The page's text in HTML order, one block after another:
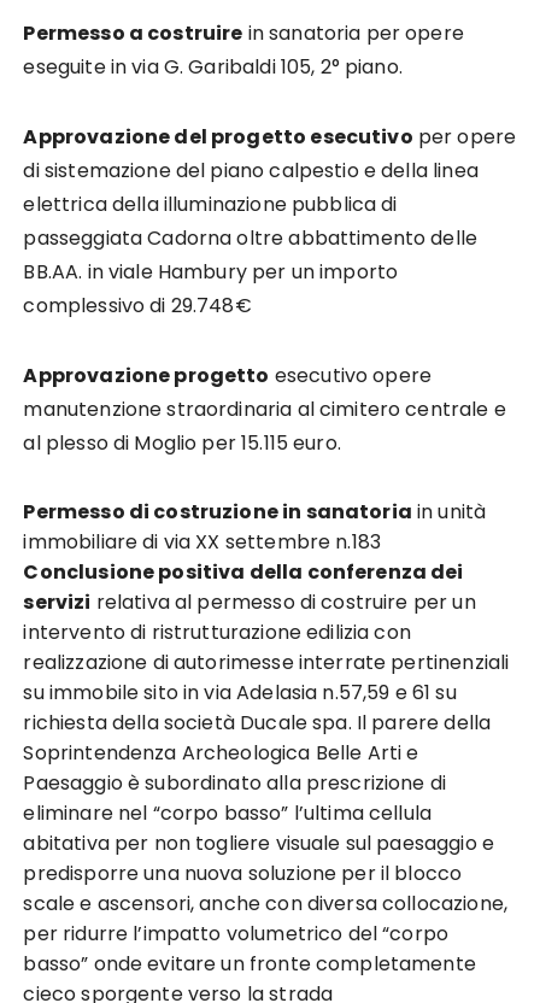
Permesso a costruire in sanatoria per opere
eseguite in via G. Garibaldi 105, 2° piano.
Approvazione del progetto esecutivo per opere
di sistemazione del piano calpestio e della linea
elettrica della illuminazione pubblica di
passeggiata Cadorna oltre abbattimento delle
BB.AA. in viale Hambury per un importo
complessivo di 29.748€
Approvazione progetto esecutivo opere
manutenzione straordinaria al cimitero centrale e
al plesso di Moglio per 15.115 euro.
Permesso di costruzione in sanatoria in unità
immobiliare di via XX settembre n.183
Conclusione positiva della conferenza dei
servizi relativa al permesso di costruire per un
intervento di ristrutturazione edilizia con
realizzazione di autorimesse interrate pertinenziali
su immobile sito in via Adelasia n.57,59 e 61 su
richiesta della società Ducale spa. Il parere della
Soprintendenza Archeologica Belle Arti e
Paesaggio è subordinato alla prescrizione di
eliminare nel “corpo basso” l’ultima cellula
abitativa per non togliere visuale sul paesaggio e
predisporre una nuova soluzione per il blocco
scale e ascensori, anche con diversa collocazione,
per ridurre l’impatto volumetrico del “corpo
basso” onde evitare un fronte completamente
cieco sporgente verso la strada